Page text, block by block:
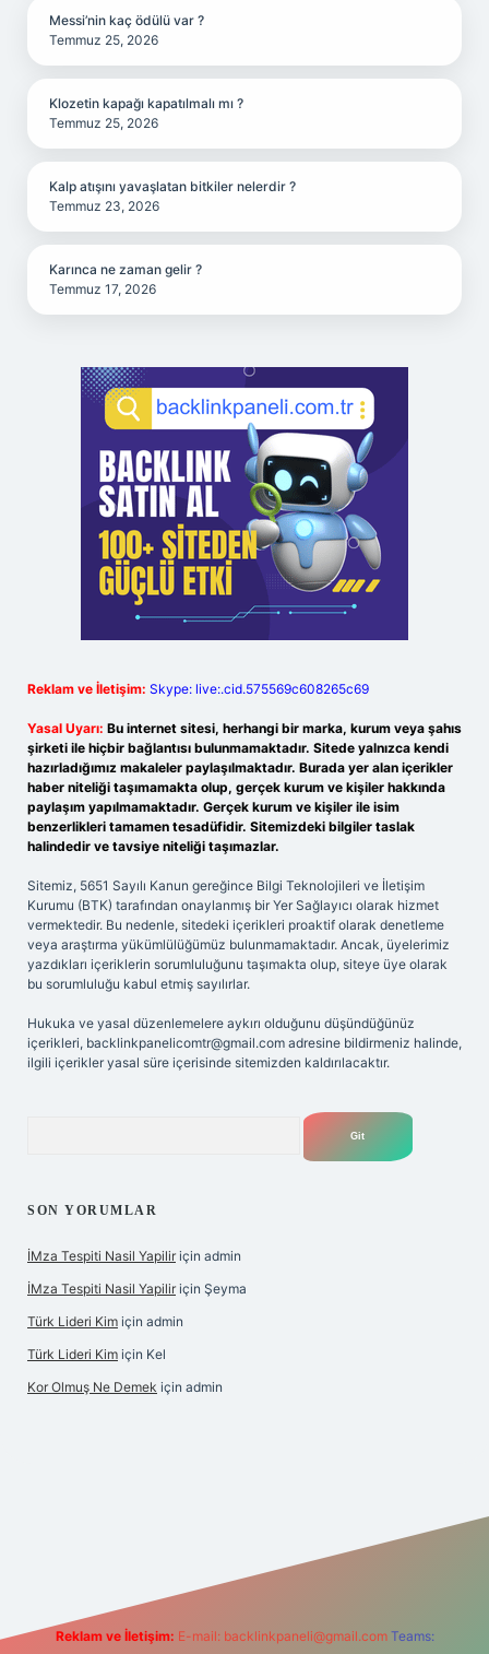
Messi’nin kaç ödülü var ?
Temmuz 25, 2026
Klozetin kapağı kapatılmalı mı ?
Temmuz 25, 2026
Kalp atışını yavaşlatan bitkiler nelerdir ?
Temmuz 23, 2026
Karınca ne zaman gelir ?
Temmuz 17, 2026
Reklam ve İletişim: Skype: live:.cid.575569c608265c69
Yasal Uyarı: Bu internet sitesi, herhangi bir marka, kurum veya şahıs
şirketi ile hiçbir bağlantısı bulunmamaktadır. Sitede yalnızca kendi
hazırladığımız makaleler paylaşılmaktadır. Burada yer alan içerikler
haber niteliği taşımamakta olup, gerçek kurum ve kişiler hakkında
paylaşım yapılmamaktadır. Gerçek kurum ve kişiler ile isim
benzerlikleri tamamen tesadüfidir. Sitemizdeki bilgiler taslak
halindedir ve tavsiye niteliği taşımazlar.
Sitemiz, 5651 Sayılı Kanun gereğince Bilgi Teknolojileri ve İletişim
Kurumu (BTK) tarafından onaylanmış bir Yer Sağlayıcı olarak hizmet
vermektedir. Bu nedenle, sitedeki içerikleri proaktif olarak denetleme
veya araştırma yükümlülüğümüz bulunmamaktadır. Ancak, üyelerimiz
yazdıkları içeriklerin sorumluluğunu taşımakta olup, siteye üye olarak
bu sorumluluğu kabul etmiş sayılırlar.
Hukuka ve yasal düzenlemelere aykırı olduğunu düşündüğünüz
içerikleri, backlinkpanelicomtr@gmail.com adresine bildirmeniz halinde,
ilgili içerikler yasal süre içerisinde sitemizden kaldırılacaktır.
SON YORUMLAR
İMza Tespiti Nasil Yapilir için admin
İMza Tespiti Nasil Yapilir için Şeyma
Türk Lideri Kim için admin
Türk Lideri Kim için Kel
Kor Olmuş Ne Demek için admin
Reklam ve İletişim: E-mail: backlinkpaneli@gmail.com Teams: